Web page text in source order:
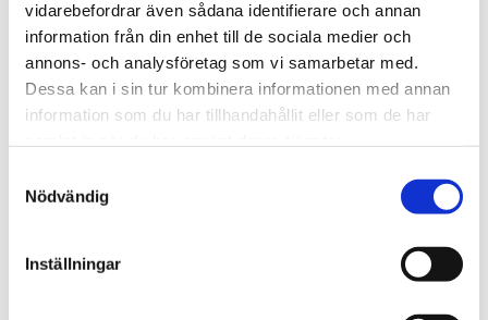
vidarebefordrar även sådana identifierare och annan
information från din enhet till de sociala medier och
annons- och analysföretag som vi samarbetar med.
Dessa kan i sin tur kombinera informationen med annan
information som du har tillhandahållit eller som de har
Nödvändig
Inställningar
Lättmonterad
takräcken, för fordon utan
befintliga fästpunkter för
fabriksmonterade räcken.
1 795 kr
kr
Lättmonterad
Edge-takräcken, för
fordon utan befintliga
eller fabriksmonterade
räcken.
2 525kr
2 635